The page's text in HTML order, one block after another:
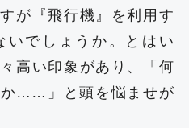
が『飛行機』を利用す
いでしょうか。とはい
高い印象があり、「何
か……」と頭を悩ませが